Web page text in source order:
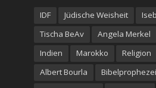
IDF Jüdische Weisheit
Tischa BeAv
Angela Merkel
Indien
Marokko Religion
Albert Bourla